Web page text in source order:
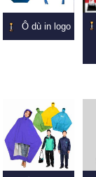
Ô dù in logo